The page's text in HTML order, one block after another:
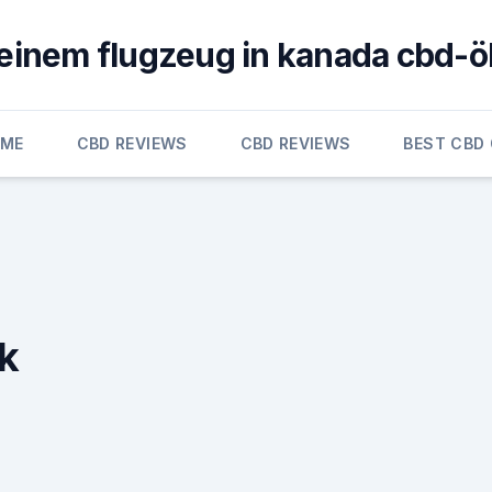
flugzeug in kanada cbd-öl
CBD REVIEWS CBD REVIEWS BEST CBD